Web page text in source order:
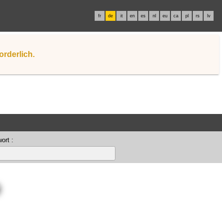
fr de it en es nl eu ca pl rs lv
: